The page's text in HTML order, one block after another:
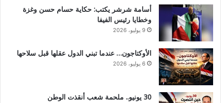
أسامة شرشر يكتب: حكاية حسام حسن وغزة
وخطايا رئيس الفيفا
9 يوليو، 2026
الأوكتاجون… عندما تبني الدول عقلها قبل سلاحها
6 يوليو، 2026
30 يونيو.. ملحمة شعب أنقذت الوطن